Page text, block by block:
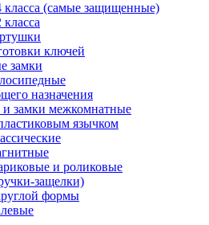
класса (самые защищенные)
класса
ключей
замки
назначения
и замки межкомнатные
язычком
и роликовые
защелки)
формы